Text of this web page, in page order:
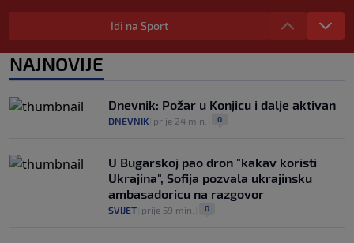
WNBA igračice odgovorile Kanteru
nakon provokacije: "Nećemo biti politički
0
FIFA-e je vaš novac", danas se suočava s
najvećom krizom
| prije 3 h
Idi na Sport
NAJNOVIJE
Dnevnik: Požar u Konjicu i dalje aktivan
DNEVNIK prije 24 min. 0
U Bugarskoj pao dron "kakav koristi
Ukrajina", Sofija pozvala ukrajinsku
ambasadoricu na razgovor
SVIJET prije 59 min. 0